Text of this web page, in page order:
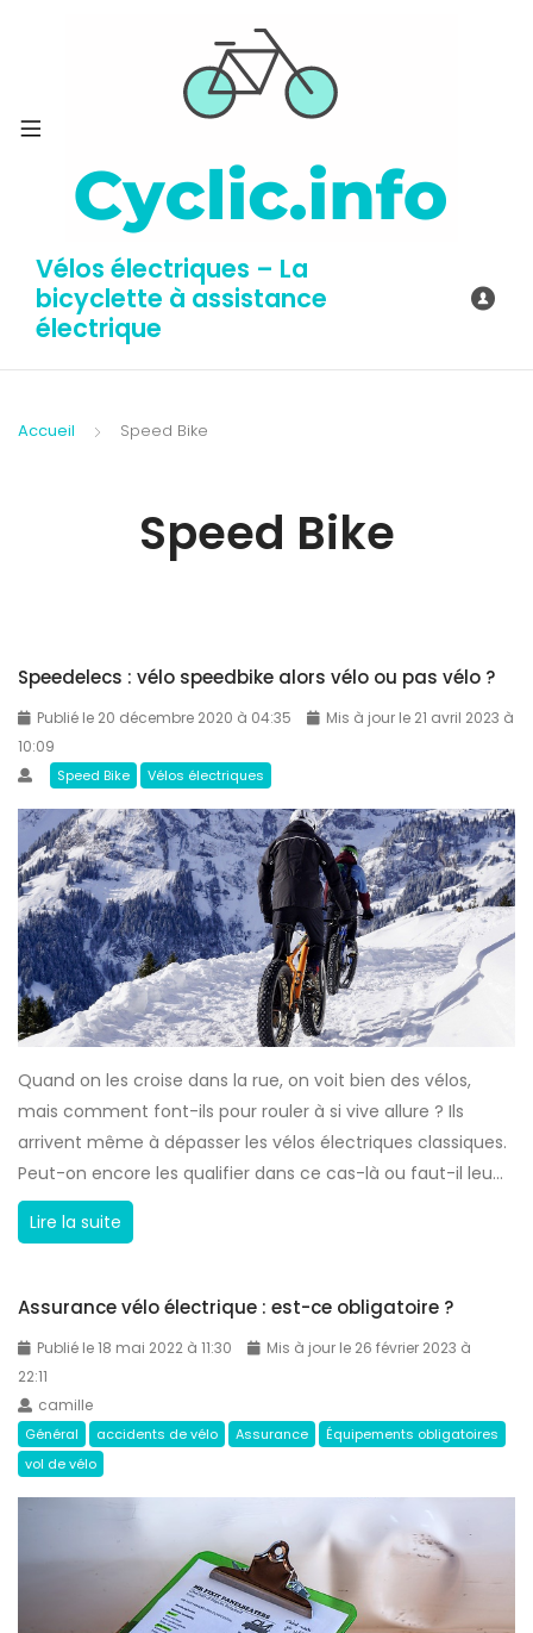
Vélos électriques – La
bicyclette à assistance
électrique
Accueil Speed Bike
Speed Bike
Speedelecs : vélo speedbike alors vélo ou pas vélo ?
Publié le 20 décembre 2020 à 04:35
Mis à jour le 21 avril 2023 à
10:09
Speed Bike Vélos électriques
Quand on les croise dans la rue, on voit bien des vélos,
mais comment font-ils pour rouler à si vive allure ? Ils
arrivent même à dépasser les vélos électriques classiques.
Peut-on encore les qualifier dans ce cas-là ou faut-il leu...
Lire la suite
e
d
e
s
v
l
Assurance vélo électrique : est-ce obligatoire ?
Publié le 18 mai 2022 à 11:30
Mis à jour le 26 février 2023 à
22:11
camille
Général accidents de vélo Assurance
Équipements obligatoires
vol de vélo